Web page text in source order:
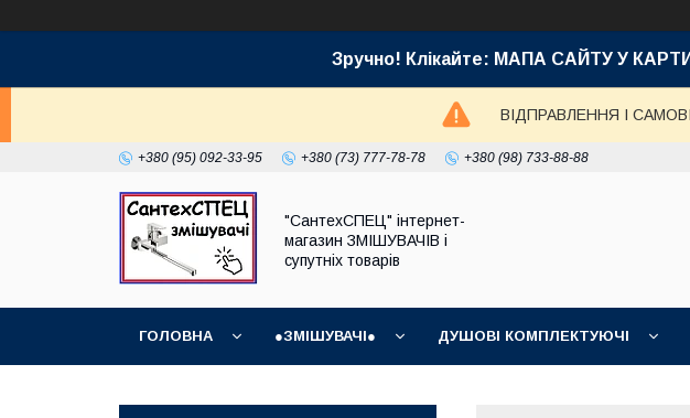
Зручно! Клікайте: МАПА САЙТУ У
ВІДПРАВЛЕННЯ І
+380 (95) 092-33-95 +380 (73) 777-78-78 +380 (98) 733-88-88
"СантехСПЕЦ" інтернет-
магазин ЗМІШУВАЧІВ і
супутніх товарів
ГОЛОВНА ●ЗМІШУВАЧІ● ДУШОВІ КОМПЛЕКТУЮЧІ